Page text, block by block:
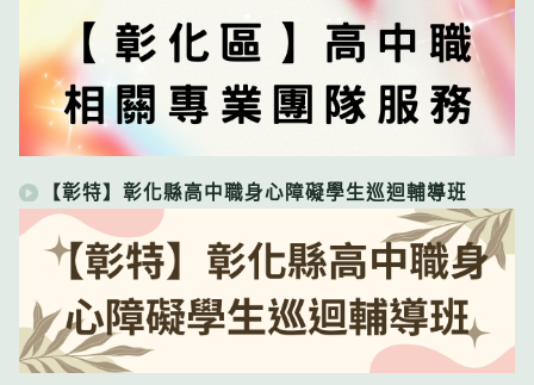
【彰特】彰化縣高中職身心障礙學生巡迴輔導班